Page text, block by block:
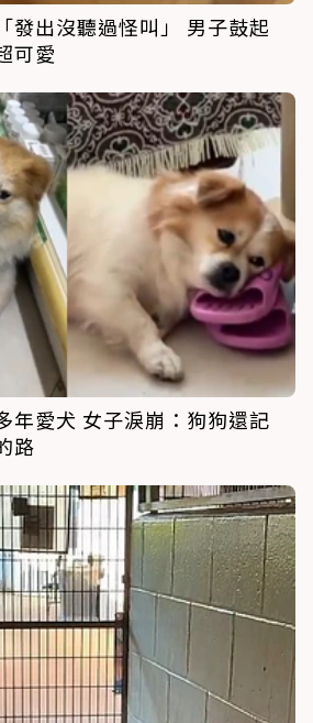
發出沒聽過怪叫」 男子鼓起
可愛
年愛犬 女子淚崩：狗狗還記
路